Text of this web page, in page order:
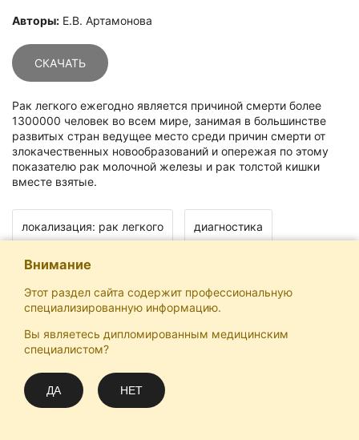
Авторы: Е.В. Артамонова
СКАЧАТЬ
Рак легкого ежегодно является причиной смерти более
1300000 человек во всем мире, занимая в большинстве
развитых стран ведущее место среди причин смерти от
злокачественных новообразований и опережая по этому
показателю рак молочной железы и рак толстой кишки
вместе взятые.
локализация: рак легкого диагностика
Внимание
Этот раздел сайта содержит профессиональную
специализированную информацию.
Вы являетесь дипломированным медицинским
специалистом?
ДА НЕТ
Отечественная Школа Онкологов
Email
info@practical-oncology.ru